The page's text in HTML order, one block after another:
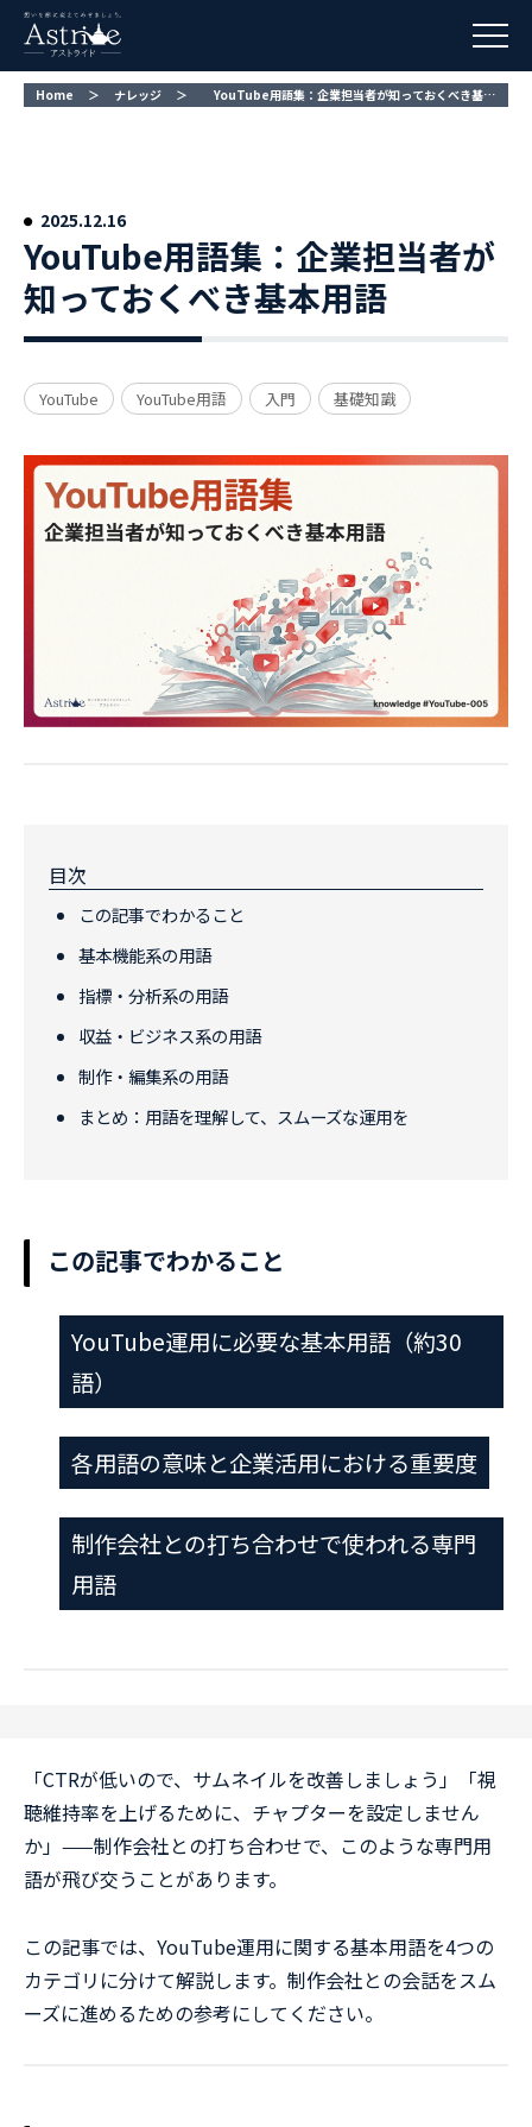
Home ＞ ナレッジ ＞ YouTube用語集：企業担当者が知っておくべき基本用語
YouTube用語集：企業担当者が
知っておくべき基本用語
YouTube YouTube用語 入門 基礎知識
目次
この記事でわかること
基本機能系の用語
指標・分析系の用語
収益・ビジネス系の用語
制作・編集系の用語
まとめ：用語を理解して、スムーズな運用を
この記事でわかること
YouTube運用に必要な基本用語（約30
語）
各用語の意味と企業活用における重要度
制作会社との打ち合わせで使われる専門
用語
「CTRが低いので、サムネイルを改善しましょう」「視
聴維持率を上げるために、チャプターを設定しません
か」——制作会社との打ち合わせで、このような専門用
語が飛び交うことがあります。
この記事では、YouTube運用に関する基本用語を4つの
カテゴリに分けて解説します。制作会社との会話をスム
ーズに進めるための参考にしてください。